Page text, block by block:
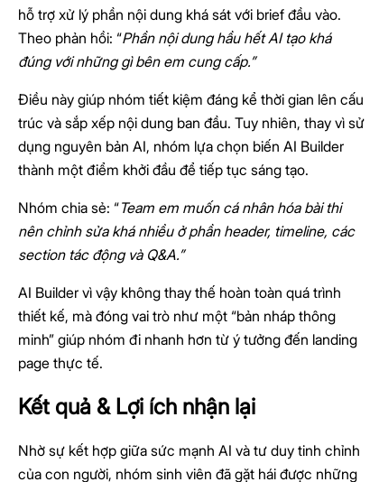
hỗ trợ xử lý phần nội dung khá sát với brief đầu vào.
Theo phản hồi: “Phần nội dung hầu hết AI tạo khá
đúng với những gì bên em cung cấp.”
Điều này giúp nhóm tiết kiệm đáng kể thời gian lên cấu
trúc và sắp xếp nội dung ban đầu. Tuy nhiên, thay vì sử
dụng nguyên bản AI, nhóm lựa chọn biến AI Builder
thành một điểm khởi đầu để tiếp tục sáng tạo.
Nhóm chia sẻ: “Team em muốn cá nhân hóa bài thi
nên chỉnh sửa khá nhiều ở phần header, timeline, các
section tác động và Q&A.”
AI Builder vì vậy không thay thế hoàn toàn quá trình
thiết kế, mà đóng vai trò như một “bản nháp thông
minh” giúp nhóm đi nhanh hơn từ ý tưởng đến landing
page thực tế.
Kết quả & Lợi ích nhận lại
Nhờ sự kết hợp giữa sức mạnh AI và tư duy tinh chỉnh
của con người, nhóm sinh viên đã gặt hái được những